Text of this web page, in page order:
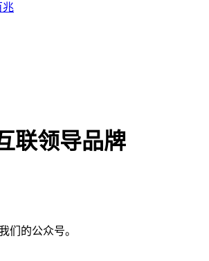
兆
联领导品牌
们的公众号。